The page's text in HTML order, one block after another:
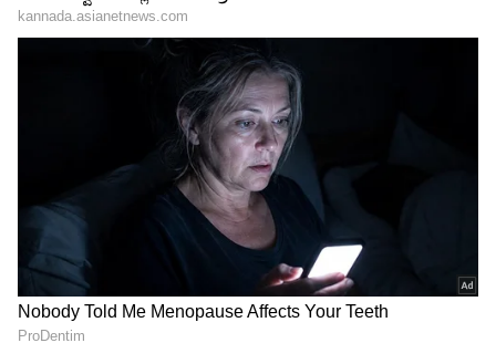
ಪೊಲೀಸರು ದೂರನ್ನು ಸ್ವೀಕರಿಸದೆ ಯಾವುದೇ ಕ್ರಮ
ಕೈಗೊಳ್ಳಲಿಲ್ಲ. ಪೊಲೀಸರ ನಿರ್ಲಕ್ಷ್ಯವೇ ಇಷ್ಟೆಲ್ಲಾ ನಡೆಯಲು
ಕಾರಣ. ಐಮಂಗಲ ಠಾಣೆಯ ಒಳಗೇ ನುಗ್ಗಿ ನನ್ನ ಮೇಲೆ ಒದ್ದು,
ಕುರ್ಚಿ ಮುರಿದು ದರ್ಪ ತೋರಿದ್ದಾರೆ ಎಂದರೆ ಇಲ್ಲಿ ಕಾನೂನು
ಸುವ್ಯವಸ್ಥೆ ಎಲ್ಲಿದೆ? ತಕ್ಷಣವೇ ಐಮಂಗಲ ಠಾಣೆಯ ಮಹಿಳಾ
ಪಿಎಸ್‌ಐ (PSI) ಅವರನ್ನು ಅಮಾನತುಗೊಳಿಸಬೇಕು ಮತ್ತು
ಆರೋಪಿಗಳ ವಿರುದ್ಧ ಕಠಿಣ ಕಾನೂನು ಕ್ರಮ ಜರುಗಿಸಬೇಕು,"
ಎಂದು ಶ್ರೀಗಳು ಒತ್ತಾಯಿಸಿದ್ದಾರೆ.